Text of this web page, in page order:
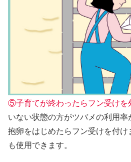
⑤子育てが終わったらフン受けを
いない状態の方がツバメの利用
抱卵をはじめたらフン受けを付
も使用できます。